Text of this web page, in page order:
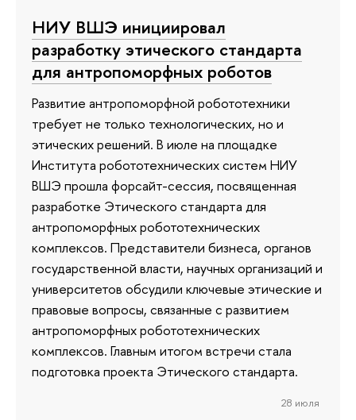
НИУ ВШЭ инициировал
разработку этического стандарта
для антропоморфных роботов
Развитие антропоморфной робототехники
требует не только технологических, но и
этических решений. В июле на площадке
Института робототехнических систем НИУ
ВШЭ прошла форсайт-сессия, посвященная
разработке Этического стандарта для
антропоморфных робототехнических
комплексов. Представители бизнеса, органов
государственной власти, научных организаций и
университетов обсудили ключевые этические и
правовые вопросы, связанные с развитием
антропоморфных робототехнических
комплексов. Главным итогом встречи стала
подготовка проекта Этического стандарта.
28 июля